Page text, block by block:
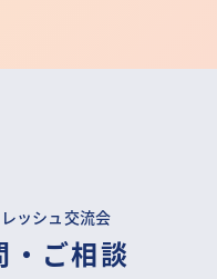
ッシュ交流会
・ご相談